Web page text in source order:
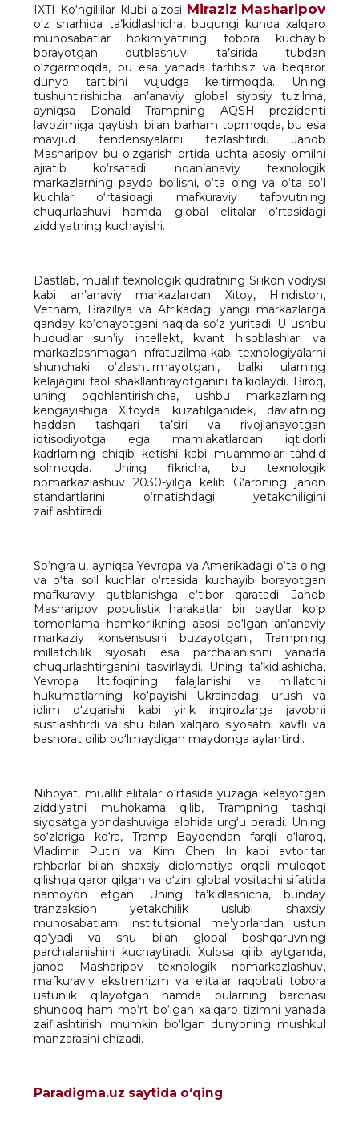
IXTI Ko‘ngillilar klubi a’zosi Miraziz Masharipov
o‘z sharhida ta’kidlashicha, bugungi kunda xalqaro
munosabatlar hokimiyatning tobora kuchayib
borayotgan qutblashuvi ta’sirida tubdan
o‘zgarmoqda, bu esa yanada tartibsiz va beqaror
dunyo tartibini vujudga keltirmoqda. Uning
tushuntirishicha, an’anaviy global siyosiy tuzilma,
ayniqsa Donald Trampning AQSH prezidenti
lavozimiga qaytishi bilan barham topmoqda, bu esa
mavjud tendensiyalarni tezlashtirdi. Janob
Masharipov bu o‘zgarish ortida uchta asosiy omilni
ajratib ko‘rsatadi: noan’anaviy texnologik
markazlarning paydo bo‘lishi, o‘ta o‘ng va o‘ta so‘l
kuchlar o‘rtasidagi mafkuraviy tafovutning
chuqurlashuvi hamda global elitalar o‘rtasidagi
ziddiyatning kuchayishi.
Dastlab, muallif texnologik qudratning Silikon vodiysi
kabi an’anaviy markazlardan Xitoy, Hindiston,
Vetnam, Braziliya va Afrikadagi yangi markazlarga
qanday ko‘chayotgani haqida so‘z yuritadi. U ushbu
hududlar sun’iy intellekt, kvant hisoblashlari va
markazlashmagan infratuzilma kabi texnologiyalarni
shunchaki o‘zlashtirmayotgani, balki ularning
kelajagini faol shakllantirayotganini ta’kidlaydi. Biroq,
uning ogohlantirishicha, ushbu markazlarning
kengayishiga Xitoyda kuzatilganidek, davlatning
haddan tashqari ta’siri va rivojlanayotgan
iqtisodiyotga ega mamlakatlardan iqtidorli
kadrlarning chiqib ketishi kabi muammolar tahdid
solmoqda. Uning fikricha, bu texnologik
nomarkazlashuv 2030-yilga kelib G‘arbning jahon
standartlarini o‘rnatishdagi yetakchiligini
zaiflashtiradi.
So‘ngra u, ayniqsa Yevropa va Amerikadagi o‘ta o‘ng
va o‘ta so‘l kuchlar o‘rtasida kuchayib borayotgan
mafkuraviy qutblanishga e’tibor qaratadi. Janob
Masharipov populistik harakatlar bir paytlar ko‘p
tomonlama hamkorlikning asosi bo‘lgan an’anaviy
markaziy konsensusni buzayotgani, Trampning
millatchilik siyosati esa parchalanishni yanada
chuqurlashtirganini tasvirlaydi. Uning ta’kidlashicha,
Yevropa Ittifoqining falajlanishi va millatchi
hukumatlarning ko‘payishi Ukrainadagi urush va
iqlim o‘zgarishi kabi yirik inqirozlarga javobni
sustlashtirdi va shu bilan xalqaro siyosatni xavfli va
bashorat qilib bo‘lmaydigan maydonga aylantirdi.
Nihoyat, muallif elitalar o‘rtasida yuzaga kelayotgan
ziddiyatni muhokama qilib, Trampning tashqi
siyosatga yondashuviga alohida urg‘u beradi. Uning
so‘zlariga ko‘ra, Tramp Baydendan farqli o‘laroq,
Vladimir Putin va Kim Chen In kabi avtoritar
rahbarlar bilan shaxsiy diplomatiya orqali muloqot
qilishga qaror qilgan va o‘zini global vositachi sifatida
namoyon etgan. Uning ta’kidlashicha, bunday
tranzaksion yetakchilik uslubi shaxsiy
munosabatlarni institutsional me’yorlardan ustun
qo‘yadi va shu bilan global boshqaruvning
parchalanishini kuchaytiradi. Xulosa qilib aytganda,
janob Masharipov texnologik nomarkazlashuv,
mafkuraviy ekstremizm va elitalar raqobati tobora
ustunlik qilayotgan hamda bularning barchasi
shundoq ham mo‘rt bo‘lgan xalqaro tizimni yanada
zaiflashtirishi mumkin bo‘lgan dunyoning mushkul
manzarasini chizadi.
Paradigma.uz saytida o‘qing